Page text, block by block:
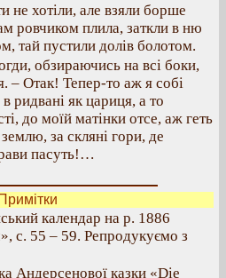
не хотіли, але взяли борше
ровчиком плила, заткли в ню
тай пустили долів болотом.
обзираючись на всі боки,
– Отак! Тепер-то аж я собі
ридвані як цариця, а то
до моїй матінки отсе, аж геть
за скляні гори, де
пасуть!…
Примітки
календар на р. 1886
с. 55 – 59. Репродукуємо з
Андерсенової казки «Die